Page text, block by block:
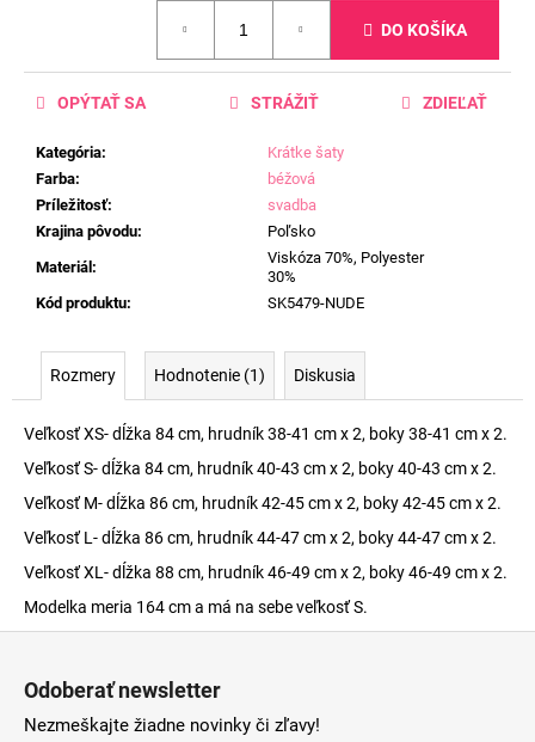
DO KOŠÍKA
Kategória:
Krátke šaty
Farba:
béžová
Príležitosť:
svadba
Krajina pôvodu:
Poľsko
Materiál :
Viskóza 70%, Polyester
30%
Kód produktu: SK5479-NUDE
OPÝTAŤ SA STRÁŽIŤ ZDIEĽAŤ
Rozmery Hodnotenie (1) Diskusia
Veľkosť XS- dĺžka 84 cm, hrudník 38-41 cm x 2, boky 38-41 cm x 2.
Veľkosť S- dĺžka 84 cm, hrudník 40-43 cm x 2, boky 40-43 cm x 2.
Veľkosť M- dĺžka 86 cm, hrudník 42-45 cm x 2, boky 42-45 cm x 2.
Veľkosť L- dĺžka 86 cm, hrudník 44-47 cm x 2, boky 44-47 cm x 2.
Veľkosť XL- dĺžka 88 cm, hrudník 46-49 cm x 2, boky 46-49 cm x 2.
Modelka meria 164 cm a má na sebe veľkosť S.
Odoberať newsletter
Nezmeškajte žiadne novinky či zľavy!